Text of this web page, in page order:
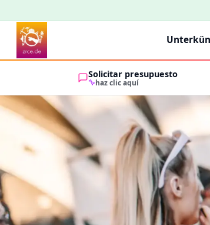
Solicitar presupuesto
haz clic aquí